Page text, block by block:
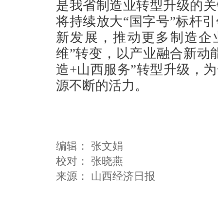
是我省制造业转型升级的
将持续放大“国字号”标杆
新发展，推动更多制造企
维”转变，以产业融合新动
造+山西服务”转型升级，
源不断的活力。
编辑： 张文娟
校对： 张晓燕